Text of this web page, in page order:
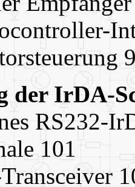
der IrDA-
RS232-
101